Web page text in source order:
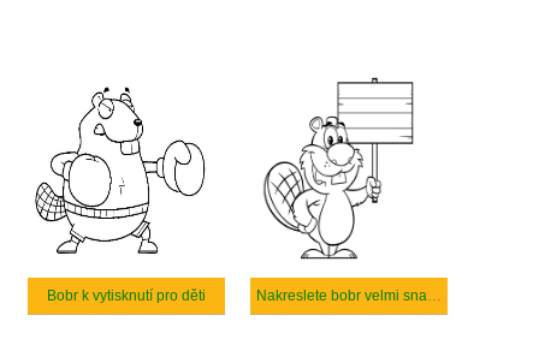
Bobr k vytisknutí pro děti Nakreslete bobr velmi snadno